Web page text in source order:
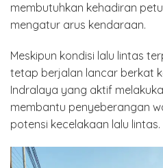
membutuhkan kehadiran
mengatur arus kendaraan.
Meskipun kondisi lalu lintas
tetap berjalan lancar berkat
Indralaya yang aktif
membantu penyeberangan
potensi kecelakaan lalu lintas.